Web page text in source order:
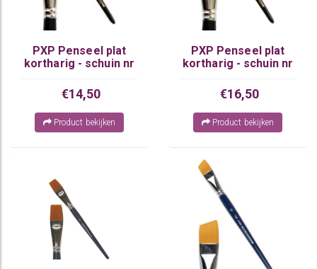
PXP Penseel plat
kortharig - schuin nr
€14,50
Product bekijken
PXP Penseel plat
kortharig - schuin nr
€16,50
Product bekijken